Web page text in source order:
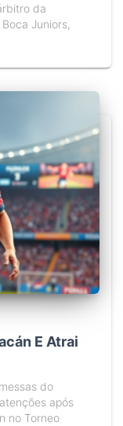
da
Juniors,
E Atrai
do
após
no Torneo